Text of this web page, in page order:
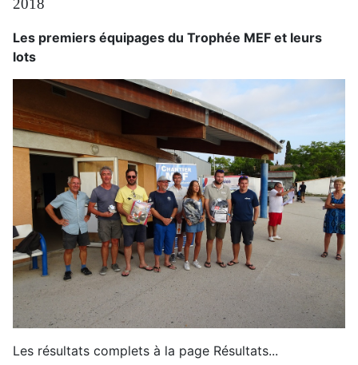
Les premiers équipages du Trophée MEF et leurs
lots
Les résultats complets à la page Résultats...